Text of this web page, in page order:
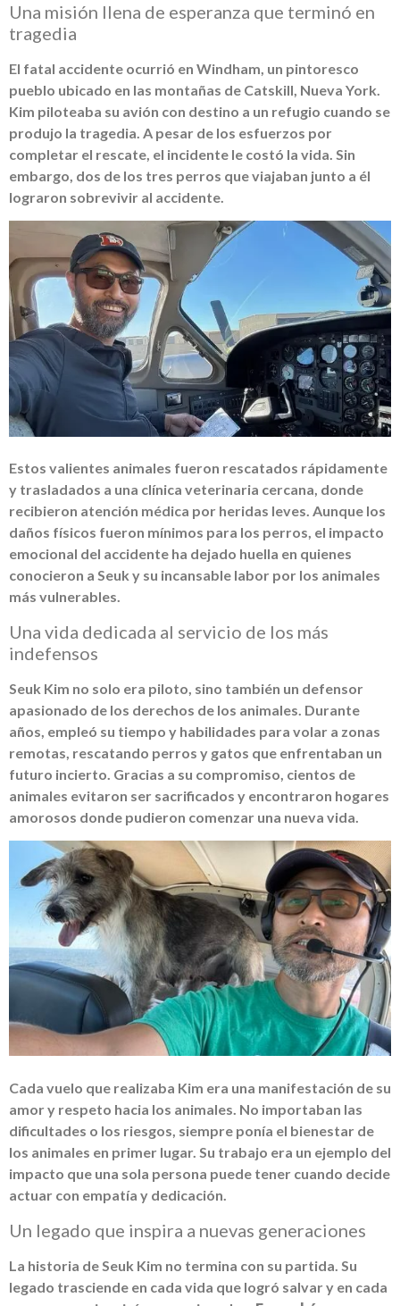
Una misión llena de esperanza que terminó en
tragedia
El fatal accidente ocurrió en Windham, un pintoresco
pueblo ubicado en las montañas de Catskill, Nueva York.
Kim piloteaba su avión con destino a un refugio cuando se
produjo la tragedia. A pesar de los esfuerzos por
completar el rescate, el incidente le costó la vida. Sin
embargo, dos de los tres perros que viajaban junto a él
lograron sobrevivir al accidente.
Estos valientes animales fueron rescatados rápidamente
y trasladados a una clínica veterinaria cercana, donde
recibieron atención médica por heridas leves. Aunque los
daños físicos fueron mínimos para los perros, el impacto
emocional del accidente ha dejado huella en quienes
conocieron a Seuk y su incansable labor por los animales
más vulnerables.
Una vida dedicada al servicio de los más
indefensos
Seuk Kim no solo era piloto, sino también un defensor
apasionado de los derechos de los animales. Durante
años, empleó su tiempo y habilidades para volar a zonas
remotas, rescatando perros y gatos que enfrentaban un
futuro incierto. Gracias a su compromiso, cientos de
animales evitaron ser sacrificados y encontraron hogares
amorosos donde pudieron comenzar una nueva vida.
Cada vuelo que realizaba Kim era una manifestación de su
amor y respeto hacia los animales. No importaban las
dificultades o los riesgos, siempre ponía el bienestar de
los animales en primer lugar. Su trabajo era un ejemplo del
impacto que una sola persona puede tener cuando decide
actuar con empatía y dedicación.
Un legado que inspira a nuevas generaciones
La historia de Seuk Kim no termina con su partida. Su
legado trasciende en cada vida que logró salvar y en cada